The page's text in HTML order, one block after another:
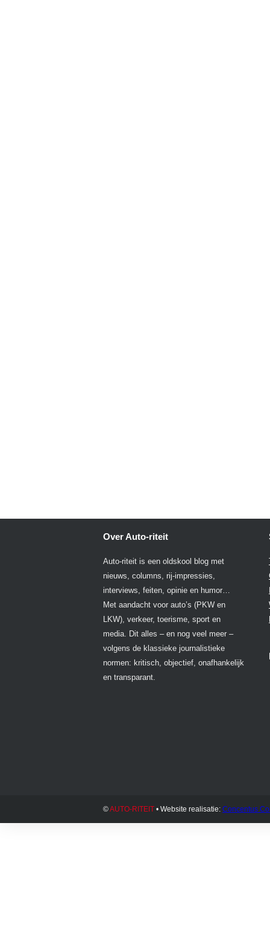
Over Auto-riteit
Auto-riteit is een oldskool blog met
nieuws, columns, rij-impressies,
interviews, feiten, opinie en humor…
Met aandacht voor auto’s (PKW en
LKW), verkeer, toerisme, sport en
media. Dit alles – en nog veel meer –
volgens de klassieke journalistieke
normen: kritisch, objectief, onafhankelijk
en transparant.
©AUTO-RITEIT • Website realisatie: Concentus